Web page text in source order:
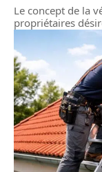
Le concept de la
propriétaires